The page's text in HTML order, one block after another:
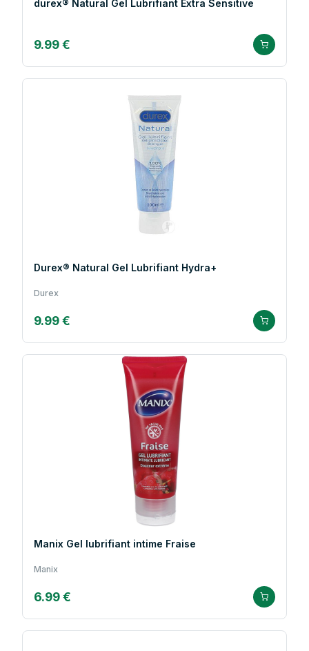
durex® Natural Gel Lubrifiant Extra Sensitive
9.99 €
Durex® Natural Gel Lubrifiant Hydra+
Durex
9.99 €
Manix Gel lubrifiant intime Fraise
Manix
6.99 €